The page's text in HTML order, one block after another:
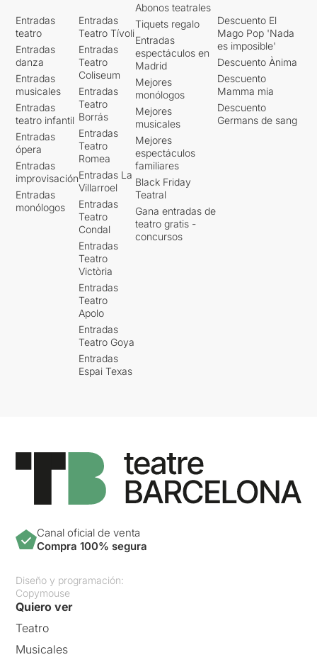
Entradas
teatro
Entradas
danza
Entradas
musicales
Entradas
teatro infantil
Entradas
ópera
Entradas
improvisación
Entradas
monólogos
Entradas
Teatro Tívoli
Entradas
Teatro
Coliseum
Entradas
Teatro
Borrás
Entradas
Teatro
Romea
Entradas La
Villarroel
Entradas
Teatro
Condal
Entradas
Teatro
Victòria
Entradas
Teatro
Apolo
Entradas
Teatro Goya
Entradas
Espai Texas
Abonos teatrales
Tiquets regalo
Entradas
espectáculos en
Madrid
Mejores
monólogos
Mejores
musicales
Mejores
espectáculos
familiares
Black Friday
Teatral
Gana entradas de
teatro gratis -
concursos
Descuento El
Mago Pop 'Nada
es imposible'
Descuento Ànima
Descuento
Mamma mia
Descuento
Germans de sang
Canal oficial de venta
Compra 100% segura
Diseño y programación:
Copymouse
Quiero ver
Teatro
Musicales